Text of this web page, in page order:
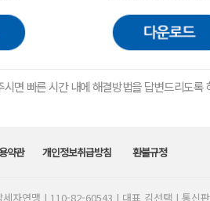
면 빠른 시간 내에 해결방법을 답변드리도록
약관 개인정보취급방침 환불규정
세자연맹 | 110-82-60543 | 대표 김선택 | 통신